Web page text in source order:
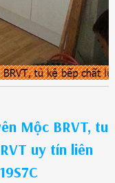
Mộc BRVT, tu
uy tín liên